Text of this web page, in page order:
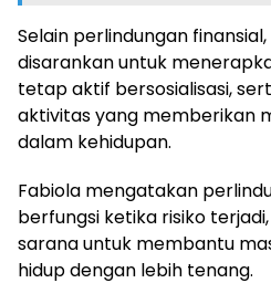
Selain perlindungan
disarankan untuk
tetap aktif bersosialisasi,
aktivitas yang memberikan
dalam kehidupan.
Fabiola mengatakan
berfungsi ketika risiko
sarana untuk membantu
hidup dengan lebih tenang.